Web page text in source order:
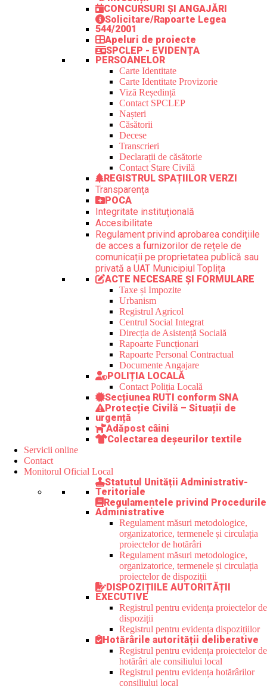
CONCURSURI ȘI ANGAJĂRI
Solicitare/Rapoarte Legea
544/2001
Apeluri de proiecte
SPCLEP - EVIDENȚA
PERSOANELOR
Carte Identitate
Carte Identitate Provizorie
Viză Reședință
Contact SPCLEP
Nașteri
Căsătorii
Decese
Transcrieri
Declarații de căsătorie
Contact Stare Civilă
REGISTRUL SPAȚIILOR VERZI
Transparența
POCA
Integritate instituțională
Accesibilitate
Regulament privind aprobarea condițiile
de acces a furnizorilor de rețele de
comunicații pe proprietatea publică sau
privată a UAT Municipiul Toplița
ACTE NECESARE ȘI FORMULARE
Taxe și Impozite
Urbanism
Registrul Agricol
Centrul Social Integrat
Direcția de Asistență Socială
Rapoarte Funcționari
Rapoarte Personal Contractual
Documente Angajare
POLIȚIA LOCALĂ
Contact Poliția Locală
Secțiunea RUTI conform SNA
Protecție Civilă – Situații de
urgență
Adăpost câini
Colectarea deșeurilor textile
Servicii online
Contact
Monitorul Oficial Local
Statutul Unității Administrativ-
Teritoriale
Regulamentele privind Procedurile
Administrative
Regulament măsuri metodologice,
organizatorice, termenele și circulația
proiectelor de hotărâri
Regulament măsuri metodologice,
organizatorice, termenele și circulația
proiectelor de dispoziții
DISPOZIȚIILE AUTORITĂȚII
EXECUTIVE
Registrul pentru evidența proiectelor de
dispoziții
Registrul pentru evidența dispozițiilor
Hotărârile autorității deliberative
Registrul pentru evidența proiectelor de
hotărâri ale consiliului local
Registrul pentru evidența hotărârilor
consiliului local